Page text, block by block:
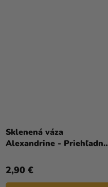
Sklenená váza
Alexandrine - Priehľadná
2,90 €